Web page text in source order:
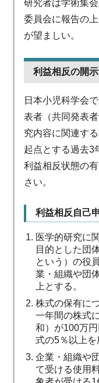
研究者は学術集
委員会に報告の
が望ましい。
利益相反の開
日本小児科学会
表者（共同発表
究内容に関連す
起点とする過去3
利益相反状態の
さい。
利益相反自己
医学的研究に
目的とした団
という）の役
業・組織や団
上とする。
株式の保有に
一年間の株式
和）が100万
式の5％以上を
企業・組織や
て受ける使用